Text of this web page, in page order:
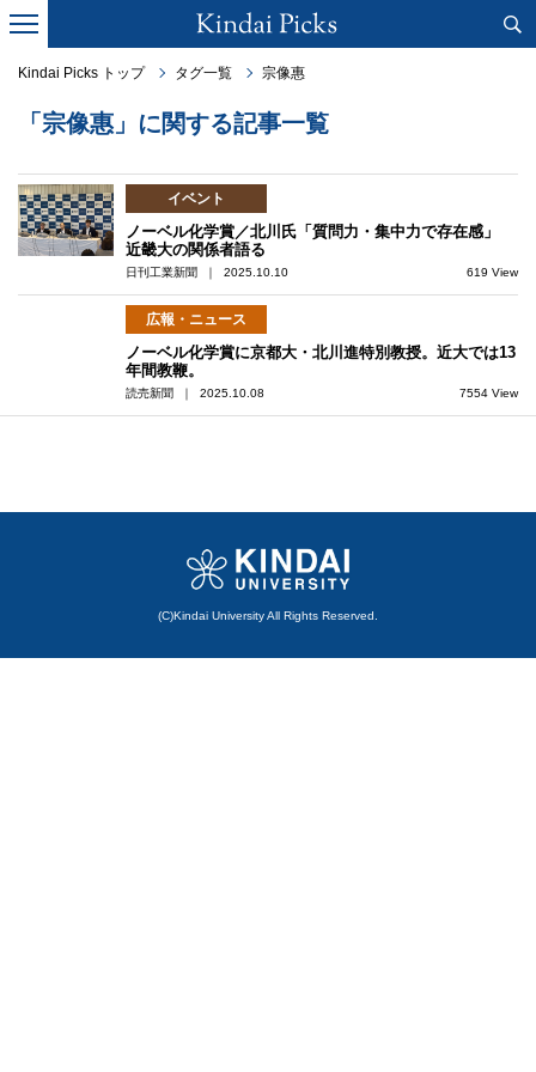
Kindai Picks トップ タグ一覧 宗像惠
「宗像惠」に関する記事一覧
イベント
ノーベル化学賞／北川氏「質問力・集中力で存在感」
近畿大の関係者語る
日刊工業新聞 ｜ 2025.10.10 619 View
広報・ニュース
ノーベル化学賞に京都大・北川進特別教授。近大では13
年間教鞭。
読売新聞 ｜ 2025.10.08 7554 View
(C)Kindai University All Rights Reserved.